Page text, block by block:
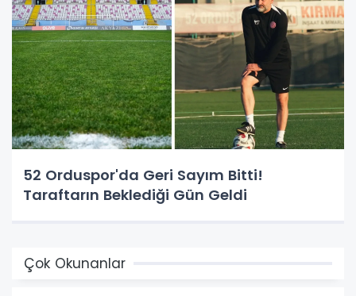
52 Orduspor'da Geri Sayım Bitti!
Taraftarın Beklediği Gün Geldi
Çok Okunanlar